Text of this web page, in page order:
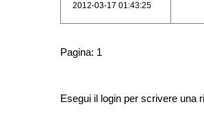
2012-03-17 01:43:25
Pagina: 1
Esegui il login per scrivere una